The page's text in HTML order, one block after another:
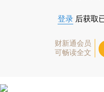
登录 后获取
财新通会员
可畅读全文